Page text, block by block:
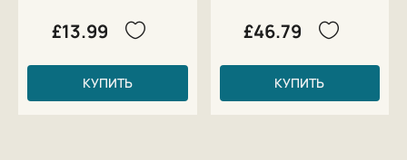
£13.99
КУПИТЬ
£46.79
КУПИТЬ